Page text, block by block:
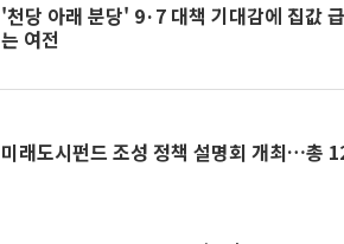
'천당 아래 분당' 9·7 대책 기대감에 집값
는 여전
미래도시펀드 조성 정책 설명회 개최…총